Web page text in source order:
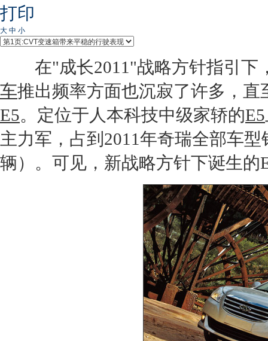
打印
大 中 小
在"成长2011"战略方针指引下
车推出频率方面也沉寂了许多，直
E5。定位于人本科技中级家轿的E5
主力军，占到2011年奇瑞全部车型
辆）。可见，新战略方针下诞生的